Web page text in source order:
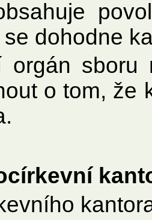
dohodne
orgán sboru
o tom, že